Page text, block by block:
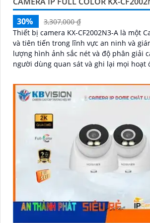
30%
3,307,000 ₫
Thiết bị camera KX-CF2002N3-A là một
và tiên tiến trong lĩnh vực an ninh và giám sát.
lượng hình ảnh sắc nét và độ phân giải
người dùng quan sát và ghi lại mọi hoạt